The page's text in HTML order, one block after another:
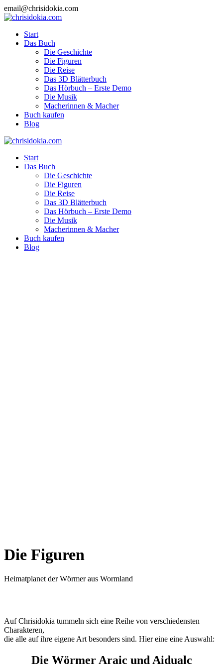
Zum
Inhalt
email@chrisidokia.com
Start
Das Buch
Die Geschichte
Die Figuren
Die Reise
Das 3D Blätterbuch
Das Hörbuch – Erste Demo
Die Musik
Macherinnen & Macher
Buch kaufen
Blog
Start
Das Buch
Die Geschichte
Die Figuren
Die Reise
Das 3D Blätterbuch
Das Hörbuch – Erste Demo
Die Musik
Macherinnen & Macher
Buch kaufen
Blog
Die Figuren
Heimatplanet der Wörmer aus Wormland
Auf Chrisidokia tummeln sich eine Reihe von verschiedensten
Charakteren,
die alle auf ihre eigene Art besonders sind. Hier eine eine Auswahl:
Die Wörmer Araic und Aidualc